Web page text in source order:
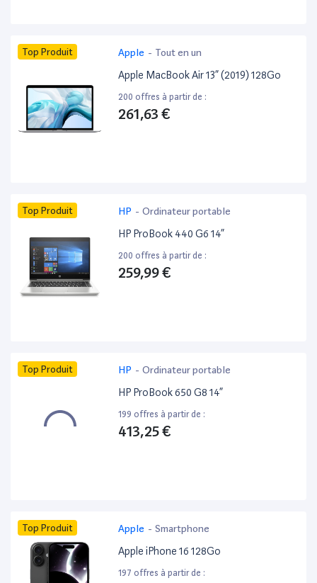
Top Produit Apple - Tout en un
Apple MacBook Air 13” (2019) 128Go
200 offres à partir de :
261,63 €
Top Produit HP - Ordinateur portable
HP ProBook 440 G6 14”
200 offres à partir de :
259,99 €
Top Produit HP - Ordinateur portable
HP ProBook 650 G8 14”
199 offres à partir de :
413,25 €
Top Produit Apple - Smartphone
Apple iPhone 16 128Go
197 offres à partir de :